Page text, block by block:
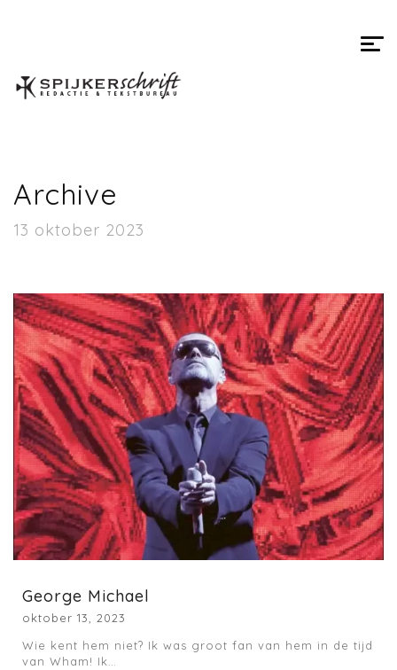
Archive
13 oktober 2023
George Michael
oktober 13, 2023
Wie kent hem niet? Ik was groot fan van hem in de tijd
van Wham! Ik…